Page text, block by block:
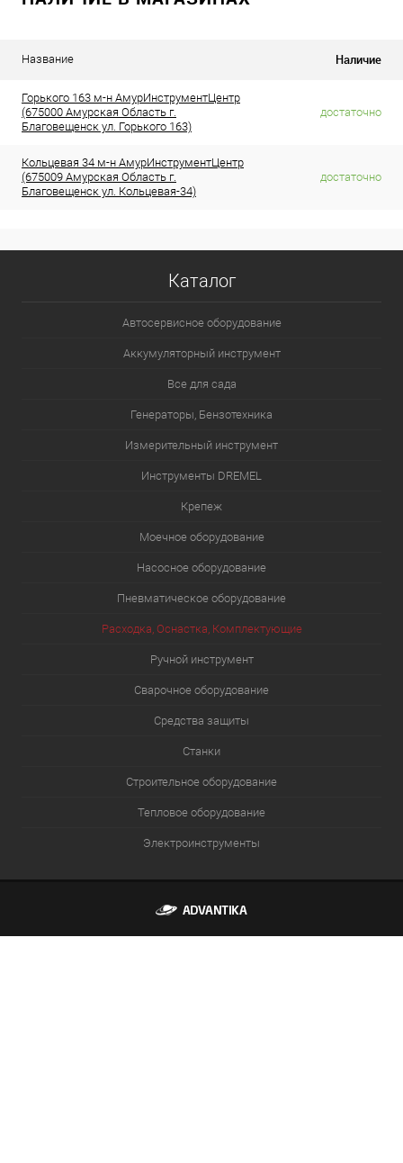
Название Наличие
Горького 163 м-н АмурИнструментЦентр
(675000 Амурская Область г.
Благовещенск ул. Горького 163)
достаточно
Кольцевая 34 м-н АмурИнструментЦентр
(675009 Амурская Область г.
Благовещенск ул. Кольцевая-34)
достаточно
Каталог
Автосервисное оборудование
Аккумуляторный инструмент
Все для сада
Генераторы, Бензотехника
Измерительный инструмент
Инструменты DREMEL
Крепеж
Моечное оборудование
Насосное оборудование
Пневматическое оборудование
Расходка, Оснастка, Комплектующие
Ручной инструмент
Сварочное оборудование
Средства защиты
Станки
Строительное оборудование
Тепловое оборудование
Электроинструменты